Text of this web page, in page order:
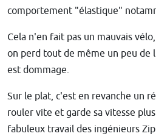
comportement "élastique"
Cela n'en fait pas un mauvais
on perd tout de même un peu de
est dommage.
Sur le plat, c'est en revanche un
rouler vite et garde sa vitesse
fabuleux travail des ingénieurs